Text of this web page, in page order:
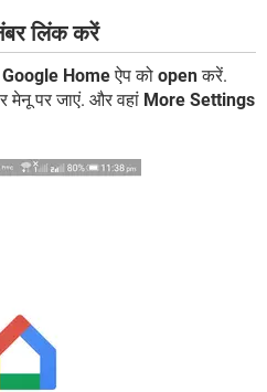
लिंक करें
Google Homeऐप को openकरें.
मेनू पर जाएं. और वहां More Settings